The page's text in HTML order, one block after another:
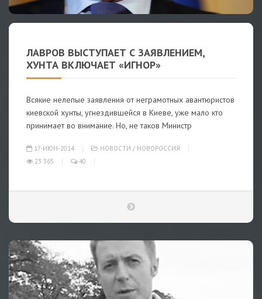
ЛАВРОВ ВЫСТУПАЕТ С ЗАЯВЛЕНИЕМ,
ХУНТА ВКЛЮЧАЕТ «ИГНОР»
Всякие нелепые заявления от неграмотных авантюристов
киевской хунты, угнездившейся в Киеве, уже мало кто
принимает во внимание. Но, не таков Министр
17-ИЮН-2014 НОВОСТИ / НОВОРОССИЯ
23 365
40